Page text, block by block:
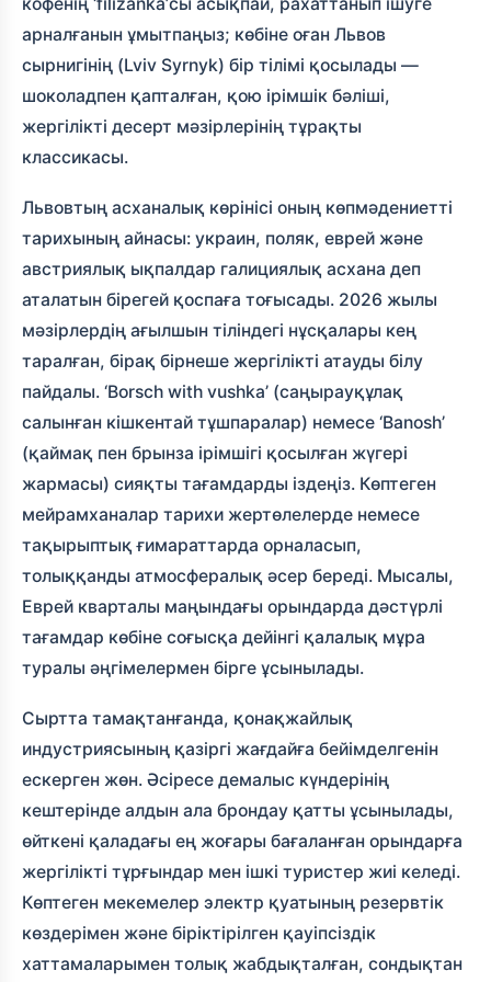
арналғанын ұмытпаңыз; көбіне оған Львов
сырнигінің (Lviv Syrnyk) бір тілімі қосылады —
шоколадпен қапталған, қою ірімшік бәліші,
жергілікті десерт мәзірлерінің тұрақты
классикасы.
Львовтың асханалық көрінісі оның көпмәдениетті
тарихының айнасы: украин, поляк, еврей және
австриялық ықпалдар галициялық асхана деп
аталатын бірегей қоспаға тоғысады. 2026 жылы
мәзірлердің ағылшын тіліндегі нұсқалары кең
таралған, бірақ бірнеше жергілікті атауды білу
пайдалы. ‘Borsch with vushka’ (саңырауқұлақ
салынған кішкентай тұшпаралар) немесе ‘Banosh’
(қаймақ пен брынза ірімшігі қосылған жүгері
жармасы) сияқты тағамдарды іздеңіз. Көптеген
мейрамханалар тарихи жертөлелерде немесе
тақырыптық ғимараттарда орналасып,
толыққанды атмосфералық әсер береді. Мысалы,
Еврей кварталы маңындағы орындарда дәстүрлі
тағамдар көбіне соғысқа дейінгі қалалық мұра
туралы әңгімелермен бірге ұсынылады.
Сыртта тамақтанғанда, қонақжайлық
индустриясының қазіргі жағдайға бейімделгенін
ескерген жөн. Әсіресе демалыс күндерінің
кештерінде алдын ала брондау қатты ұсынылады,
өйткені қаладағы ең жоғары бағаланған орындарға
жергілікті тұрғындар мен ішкі туристер жиі келеді.
Көптеген мекемелер электр қуатының резервтік
көздерімен және біріктірілген қауіпсіздік
хаттамаларымен толық жабдықталған, сондықтан